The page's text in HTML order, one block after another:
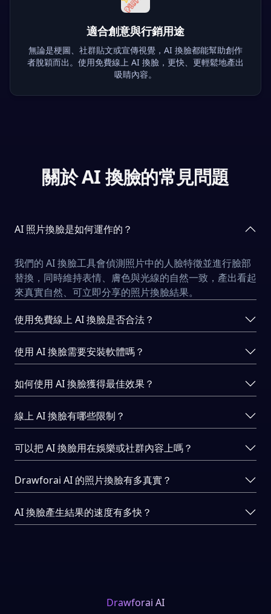
適合創意與行銷用途
無論是梗圖、社群貼文或宣傳視覺，AI 換臉都能幫助創作
者脫穎而出。使用免費線上 AI 換臉，更快、更輕鬆地產出
吸睛內容。
關於 AI 換臉的常見問題
AI 照片換臉是如何運作的？
我們的 AI 換臉工具會偵測照片中的人臉特徵並進行臉部
替換，同時維持表情、膚色與光線的自然一致，產出看起
來真實自然、可立即分享的照片換臉結果。
使用免費線上 AI 換臉是否合法？
使用 AI 換臉需要安裝軟體嗎？
如何使用 AI 換臉獲得最佳效果？
線上 AI 換臉有哪些限制？
可以把 AI 換臉用在娛樂或社群內容上嗎？
Drawforai AI 的照片換臉有多真實？
AI 換臉產生結果的速度有多快？
Drawforai AI